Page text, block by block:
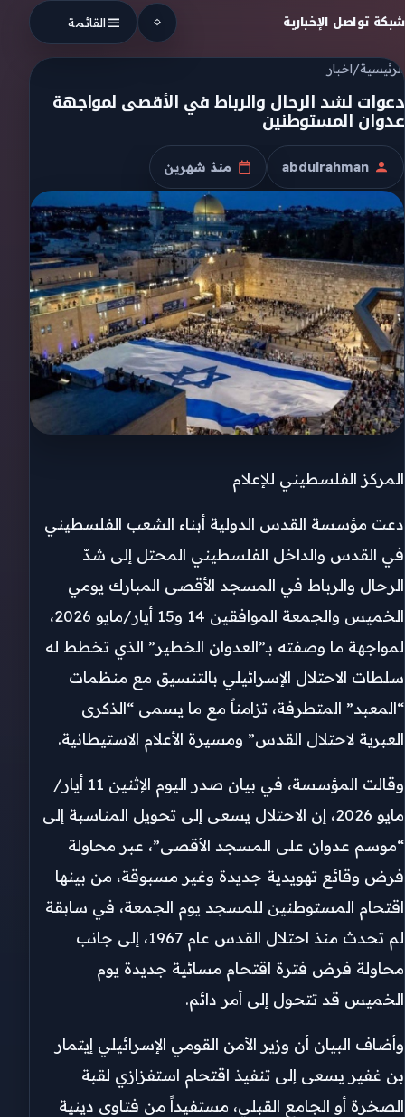
Skip to content
شبكة تواصل الإخبارية القائمة
الرئيسية/اخبار
دعوات لشد الرحال والرباط في الأقصى لمواجهة
عدوان المستوطنين
الكاتب
abdulrahman
تاريخ النشر
منذ شهرين
المركز الفلسطيني للإعلام
دعت مؤسسة القدس الدولية أبناء الشعب الفلسطيني
في القدس والداخل الفلسطيني المحتل إلى شدّ
الرحال والرباط في المسجد الأقصى المبارك يومي
الخميس والجمعة الموافقين 14 و15 أيار/مايو 2026،
لمواجهة ما وصفته بـ”العدوان الخطير” الذي تخطط له
سلطات الاحتلال الإسرائيلي بالتنسيق مع منظمات
“المعبد” المتطرفة، تزامناً مع ما يسمى “الذكرى
العبرية لاحتلال القدس” ومسيرة الأعلام الاستيطانية.
وقالت المؤسسة، في بيان صدر اليوم الإثنين 11 أيار/
مايو 2026، إن الاحتلال يسعى إلى تحويل المناسبة إلى
“موسم عدوان على المسجد الأقصى”، عبر محاولة
فرض وقائع تهويدية جديدة وغير مسبوقة، من بينها
اقتحام المستوطنين للمسجد يوم الجمعة، في سابقة
لم تحدث منذ احتلال القدس عام 1967، إلى جانب
محاولة فرض فترة اقتحام مسائية جديدة يوم
الخميس قد تتحول إلى أمر دائم.
وأضاف البيان أن وزير الأمن القومي الإسرائيلي إيتمار
بن غفير يسعى إلى تنفيذ اقتحام استفزازي لقبة
الصخرة أو الجامع القبلي، مستفيداً من فتاوى دينية